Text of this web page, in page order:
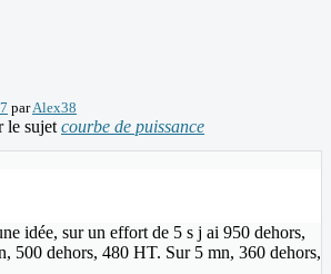
parAlex38
le sujet courbe de puissance
idée, sur un effort de 5 s j ai 950 dehors,
500 dehors, 480 HT. Sur 5 mn, 360 dehors,